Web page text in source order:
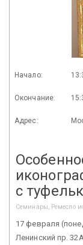
Начало:
Окончание:
Адрес:
с
Семинары, Ремесло
17 февраля
Ленинский пр.